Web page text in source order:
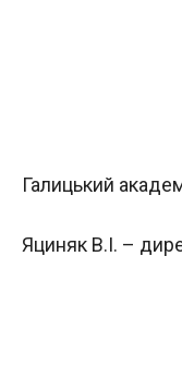
Галицький
Яциняк В.І. –